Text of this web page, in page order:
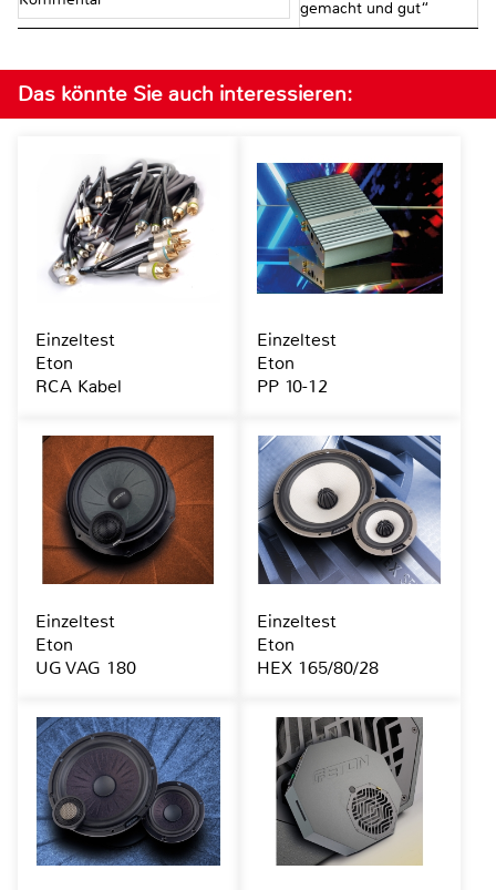
gemacht und gut“
Das könnte Sie auch interessieren:
Einzeltest
Eton
RCA Kabel
Einzeltest
Eton
PP 10-12
Einzeltest
Eton
UG VAG 180
Einzeltest
Eton
HEX 165/80/28